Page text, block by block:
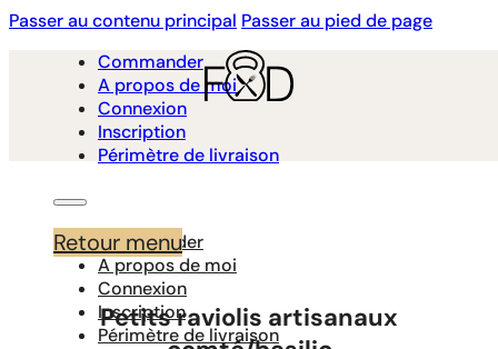
Passer au contenu principal Passer au pied de page
Commander
A propos de moi
Connexion
Inscription
Périmètre de livraison
Commander
A propos de moi
Connexion
Inscription
Périmètre de livraison
Retour menu
Petits raviolis artisanaux